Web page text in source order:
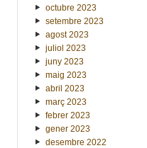
octubre 2023
setembre 2023
agost 2023
juliol 2023
juny 2023
maig 2023
abril 2023
març 2023
febrer 2023
gener 2023
desembre 2022